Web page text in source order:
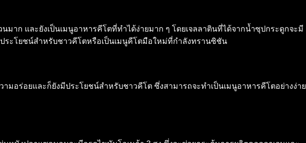
มาก และยังเป็นเมนูอาหารคีโตที่ทำได้ง่ายมาก ๆ โดยเจลลาตินที่ได้จากน้ำซุปกระดูกจะมี
ระโยชน์สำหรับชาวคีโตหรือเป็นเมนูคีโตมือใหม่ที่กำลังทรานซิชัน
ามอร่อยและก็ยังมีประโยชน์สำหรับชาวคีโต ซึ่งสามารถจะทำเป็นเมนูอาหารคีโตอย่างง่าย